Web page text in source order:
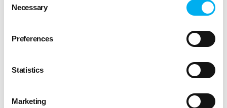
Selection
Necessary
Preferences
Statistics
Marketing